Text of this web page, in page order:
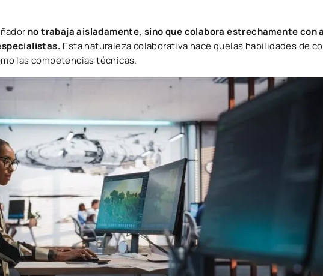
no trabaja aisladamente, sino que colabora estrechamente con
Esta naturaleza colaborativa hace quelas habilidades de
las competencias técnicas.